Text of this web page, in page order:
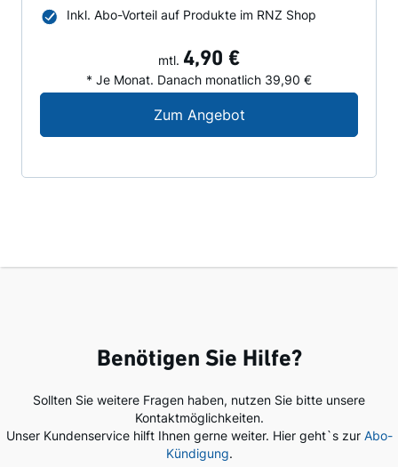
Inkl. Abo-Vorteil auf Produkte im RNZ Shop
mtl. 4,90 €
* Je Monat. Danach monatlich 39,90 €
Zum AngebotDigital-Angebot für
Benötigen Sie Hilfe?
Sollten Sie weitere Fragen haben, nutzen Sie bitte unsere
Kontaktmöglichkeiten.
Unser Kundenservice hilft Ihnen gerne weiter. Hier geht`s zur Abo-
Kündigung.